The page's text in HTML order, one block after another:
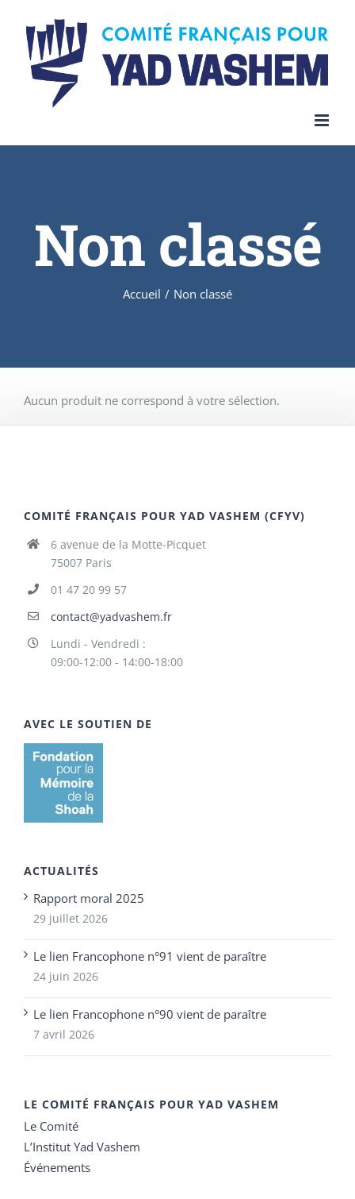
content
Non classé
Accueil / Non classé
Aucun produit ne correspond à votre sélection.
COMITÉ FRANÇAIS POUR YAD VASHEM (CFYV)
6 avenue de la Motte-Picquet
75007 Paris
01 47 20 99 57
contact@yadvashem.fr
Lundi - Vendredi :
09:00-12:00 - 14:00-18:00
AVEC LE SOUTIEN DE
ACTUALITÉS
Rapport moral 2025
29 juillet 2026
Le lien Francophone n°91 vient de paraître
24 juin 2026
Le lien Francophone n°90 vient de paraître
7 avril 2026
LE COMITÉ FRANÇAIS POUR YAD VASHEM
Le Comité
L’Institut Yad Vashem
Événements